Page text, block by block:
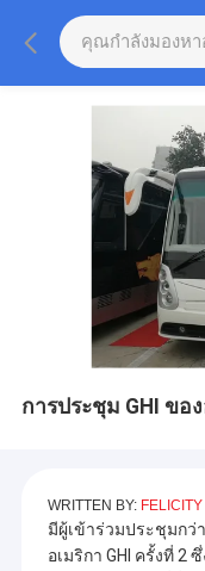
การประชุม GHI ขอ
WRITTEN BY:
มีผู้เข้าร่วมประชุมกว่
อเมริกา GHI ครั้งที่ 2